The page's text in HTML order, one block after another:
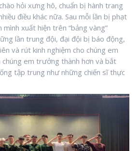
hỏi xưng hô, chuẩn bị hành trang
điều khác nữa. Sau mỗi lần bị phạt
xuất hiện trên “bảng vàng”
lần trung đội, đại đội bị báo động,
và rút kinh nghiệm cho chúng em
chúng em trưởng thành hơn và bắt
tập trung như những chiến sĩ thực